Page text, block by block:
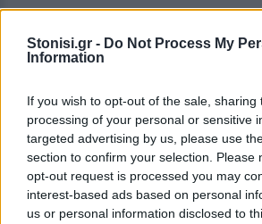
Stonisi.gr - Do Not Process My
Information
If you wish to opt-out of the sale, sharing
processing of your personal or sensitive
targeted advertising by us, please use
section to confirm your selection. Please
opt-out request is processed you may
interest-based ads based on personal
us or personal information disclosed to